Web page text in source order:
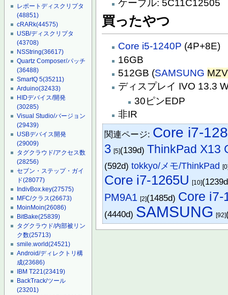
レポートディスクリプタ
(48851)
cRARk(44575)
USB/ディスクリプタ
(43708)
NSString(36617)
Quartz Composer/パッチ
(36488)
SmartQ 5(35211)
Arduino(32433)
HIDデバイス/開発
(30285)
Visual Studio/バージョン
(29439)
USBデバイス開発
(29009)
タグクラウド/アクセス数
(28256)
セブン・ステップ・ガイ
ド(28077)
IndivBox.key(27575)
MFC/クラス(26673)
MoinMoin(26086)
BitBake(25839)
タグクラウド/内部被リン
ク数(25713)
smile.world(24521)
Android/ディレクトリ構
成(23686)
IBM T221(23419)
BackTrack/ツール
(23201)
ケーブル: 5C11C12505
買ったやつ
Core i5-1240P (4P+8E)
16GB
512GB (SAMSUNG
ディスプレイ IVO 13.3
30ピンEDP
非IR
関連ページ: Core i7-
3 [5](139d) ThinkPad X13
(592d)tokkyo/メモ/ThinkPad
Core i7-1265U [10]
PM9A1 [2](1485d) Core i7-
(4440d) SAMSUNG [92]